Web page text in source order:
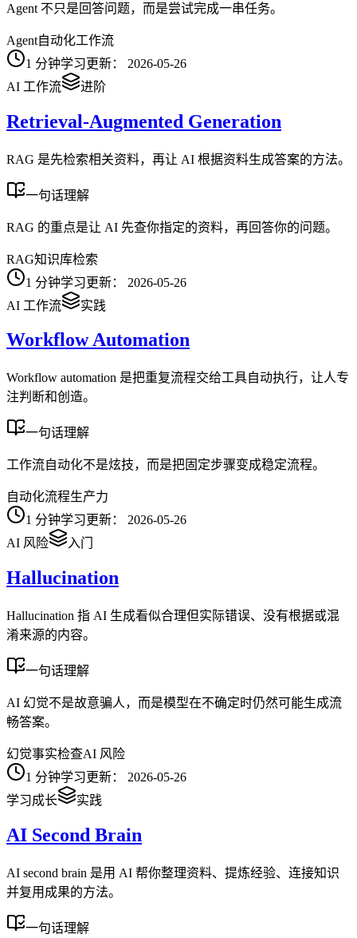
Agent 不只是回答问题，而是尝试完成一串任务。
Agent自动化工作流
1 分钟学习更新：
2026-05-26
AI 工作流
进阶
Retrieval-Augmented Generation
RAG 是先检索相关资料，再让 AI 根据资料生成答案的方法。
一句话理解
RAG 的重点是让 AI 先查你指定的资料，再回答你的问题。
RAG知识库检索
1 分钟学习更新：
2026-05-26
AI 工作流
实践
Workflow Automation
Workflow automation 是把重复流程交给工具自动执行，让人专
注判断和创造。
一句话理解
工作流自动化不是炫技，而是把固定步骤变成稳定流程。
自动化流程生产力
1 分钟学习更新：
2026-05-26
AI 风险
入门
Hallucination
Hallucination 指 AI 生成看似合理但实际错误、没有根据或混
淆来源的内容。
一句话理解
AI 幻觉不是故意骗人，而是模型在不确定时仍然可能生成流
畅答案。
幻觉事实检查AI 风险
1 分钟学习更新：
2026-05-26
学习成长
实践
AI Second Brain
AI second brain 是用 AI 帮你整理资料、提炼经验、连接知识
并复用成果的方法。
一句话理解